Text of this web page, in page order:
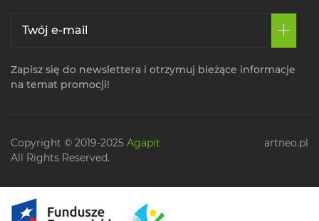
Zapisz się do newslettera i otrzymuj bieżące informacje
na temat promocji!
Copyright © 2019-2025 Agapit
All Rights Reserved.
artneo.pl